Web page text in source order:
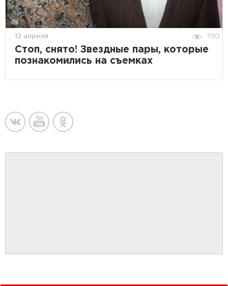
12 апреля 7110
Стоп, снято! Звездные пары, которые
познакомились на съемках